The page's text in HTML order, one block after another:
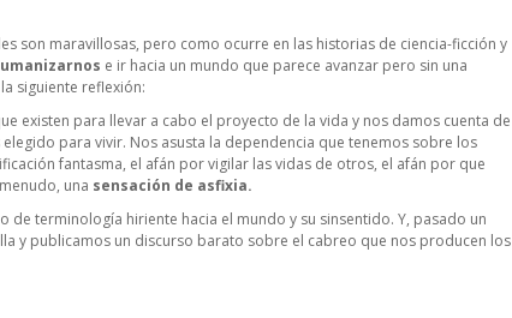
son maravillosas, pero como ocurre en las historias de ciencia-ficción y
e ir hacia un mundo que parece avanzar pero sin una
siguiente reflexión:
existen para llevar a cabo el proyecto de la vida y nos damos cuenta de
para vivir. Nos asusta la dependencia que tenemos sobre los
fantasma, el afán por vigilar las vidas de otros, el afán por que
una sensación de asfixia.
de terminología hiriente hacia el mundo y su sinsentido. Y, pasado un
y publicamos un discurso barato sobre el cabreo que nos producen los